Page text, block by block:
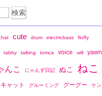
cute drum electricbass fluffy
tabby talking tomca voice will yawn
んこ にゃんず日記 ぬこ ねこ
キャット グルーミング グーグー ケン